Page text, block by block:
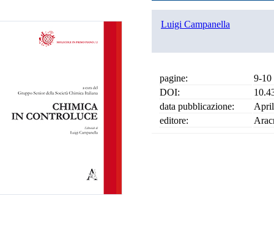
Luigi Campanella
pagine:
9-10
DOI:
data pubblicazione:
editore: